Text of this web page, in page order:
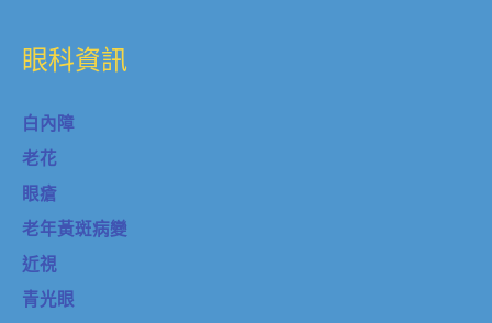
眼科資訊
白內障
老花
眼瘡
老年黃斑病變
近視
青光眼